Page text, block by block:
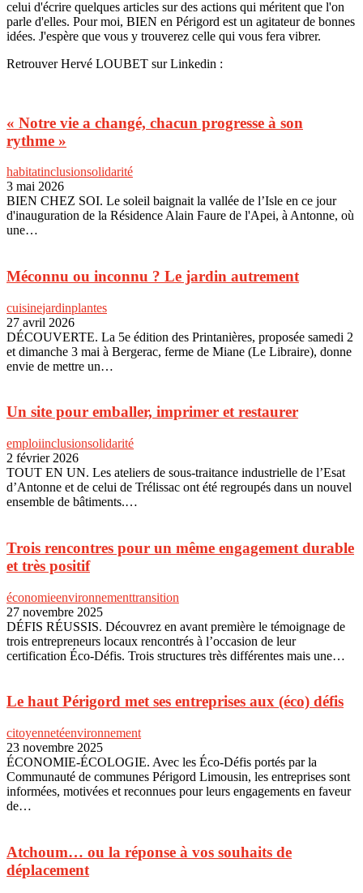
celui d'écrire quelques articles sur des actions qui méritent que l'on
parle d'elles. Pour moi, BIEN en Périgord est un agitateur de bonnes
idées. J'espère que vous y trouverez celle qui vous fera vibrer.
Retrouver Hervé LOUBET sur Linkedin :
« Notre vie a changé, chacun progresse à son
rythme »
habitatinclusionsolidarité
3 mai 2026
BIEN CHEZ SOI. Le soleil baignait la vallée de l’Isle en ce jour
d'inauguration de la Résidence Alain Faure de l'Apei, à Antonne, où
une…
Méconnu ou inconnu ? Le jardin autrement
cuisinejardinplantes
27 avril 2026
DÉCOUVERTE. La 5e édition des Printanières, proposée samedi 2
et dimanche 3 mai à Bergerac, ferme de Miane (Le Libraire), donne
envie de mettre un…
Un site pour emballer, imprimer et restaurer
emploiinclusionsolidarité
2 février 2026
TOUT EN UN. Les ateliers de sous-traitance industrielle de l’Esat
d’Antonne et de celui de Trélissac ont été regroupés dans un nouvel
ensemble de bâtiments.…
Trois rencontres pour un même engagement durable
et très positif
économieenvironnementtransition
27 novembre 2025
DÉFIS RÉUSSIS. Découvrez en avant première le témoignage de
trois entrepreneurs locaux rencontrés à l’occasion de leur
certification Éco-Défis. Trois structures très différentes mais une…
Le haut Périgord met ses entreprises aux (éco) défis
citoyennetéenvironnement
23 novembre 2025
ÉCONOMIE-ÉCOLOGIE. Avec les Éco-Défis portés par la
Communauté de communes Périgord Limousin, les entreprises sont
informées, motivées et reconnues pour leurs engagements en faveur
de…
Atchoum… ou la réponse à vos souhaits de
déplacement